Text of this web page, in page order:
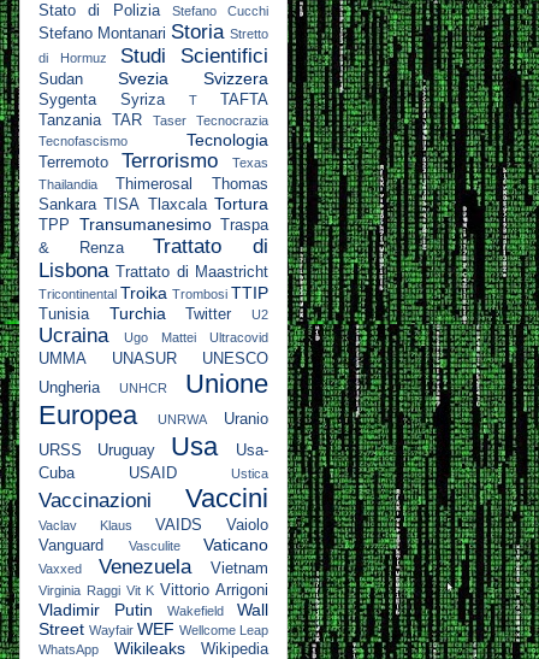
Stato di Polizia Stefano Cucchi
Stefano Montanari Storia Stretto
di Hormuz
Studi Scientifici
Sudan Svezia Svizzera
Sygenta Syriza T
TAFTA
Tanzania
TAR Taser
Tecnocrazia
Tecnofascismo
Tecnologia
Terremoto Terrorismo
Texas
Thailandia
Thimerosal
Thomas
Sankara TISA Tlaxcala Tortura
TPP Transumanesimo Traspa
& Renza
Trattato di
Lisbona Trattato di Maastricht
Tricontinental Troika Trombosi TTIP
Tunisia Turchia Twitter U2
Ucraina Ugo Mattei Ultracovid
UMMA UNASUR
UNESCO
Ungheria
UNHCR
Unione
Europea
UNRWA
Uranio
URSS
Uruguay Usa
Usa-
Cuba
USAID Ustica
Vaccinazioni Vaccini
Vaclav Klaus VAIDS
Vaiolo
Vanguard
Vasculite Vaticano
Vaxxed Venezuela Vietnam
Virginia Raggi Vit K Vittorio Arrigoni
Vladimir Putin Wakefield
Wall
Street Wayfair WEF Wellcome Leap
WhatsApp
Wikileaks
Wikipedia